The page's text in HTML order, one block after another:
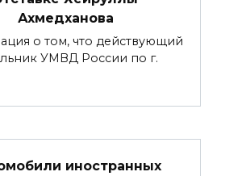
Ахмедханова
о том, что действующий
УМВД России по г.
иностранных